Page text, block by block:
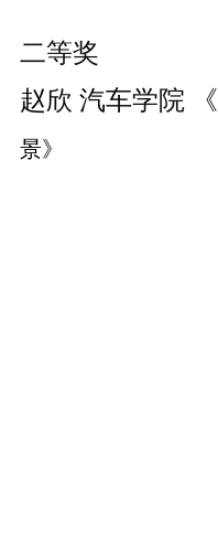
二等奖
赵欣 汽车学院 《
景》